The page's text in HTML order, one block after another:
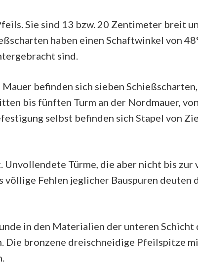
Sie sind 13 bzw. 20 Zentimeter breit
haben einen Schaftwinkel von
sind.
befinden sich sieben
bis fünften Turm an der Nordmauer,
selbst befinden sich Stapel von
Türme, die aber nicht bis
völlige Fehlen jeglicher Bauspuren
in den Materialien der unteren
Die bronzene dreischneidige Pfeilspitze